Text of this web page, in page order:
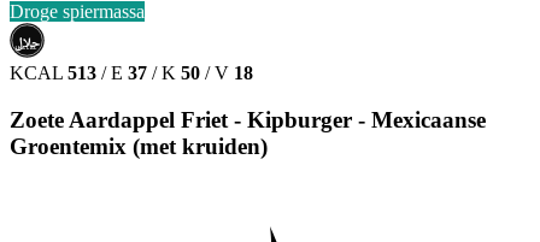
Droge spiermassa
حلال
HALAL
KCAL 513 / E 37 / K 50 / V 18
Zoete Aardappel Friet - Kipburger - Mexicaanse
Groentemix (met kruiden)